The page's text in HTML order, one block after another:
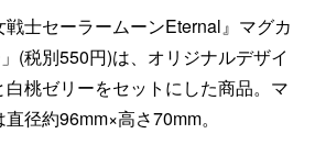
戦士セーラームーンEternal』マグカ
(税別550円)は、オリジナルデザイ
白桃ゼリーをセットにした商品。マ
径約96mm×高さ70mm。